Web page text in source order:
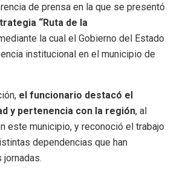
de prensa en la que se presentó
“Ruta de la
la cual el Gobierno del Estado
institucional en el municipio de
el funcionario destacó el
y pertenencia con la región, al
este municipio, y reconoció el trabajo
dependencias que han